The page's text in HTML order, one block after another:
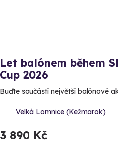
Let balónem během
Cup 2026
Buďte součástí největší balónové
Velká Lomnice (Kežmarok)
3 890 Kč